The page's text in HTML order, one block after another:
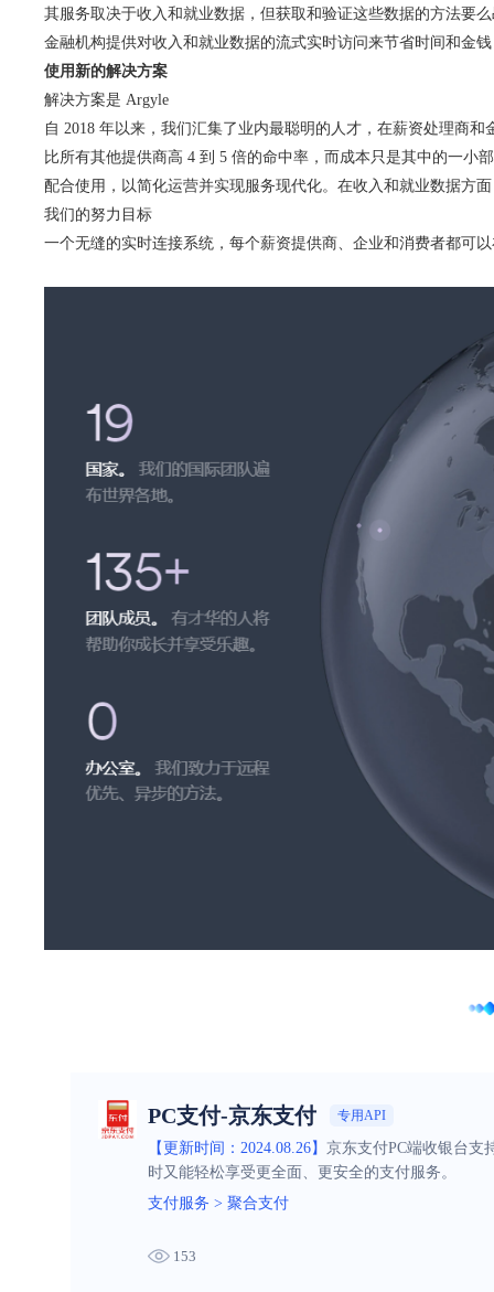
其服务取决于收入和就业数据，但获取和验证这些数据的方法要
金融机构提供对收入和就业数据的流式实时访问来节省时间和金
使用新的解决方案
解决方案是 Argyle
自 2018 年以来，我们汇集了业内最聪明的人才，在薪资处理商
比所有其他提供商高 4 到 5 倍的命中率，而成本只是其中的一小
配合使用，以简化运营并实现服务现代化。在收入和就业数据方
我们的努力目标
一个无缝的实时连接系统，每个薪资提供商、企业和消费者都可
PC支付-京东支付 专用API
【更新时间：2024.08.26】 京东支付PC端收银台支
时又能轻松享受更全面、更安全的支付服务。
支付服务 > 聚合支付
153